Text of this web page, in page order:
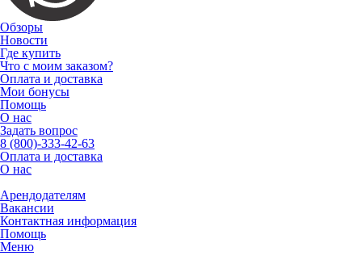
Обзоры
Новости
Где купить
Что с моим заказом?
Оплата и доставка
Мои бонусы
Помощь
О нас
Задать вопрос
8 (800)-333-42-63
Оплата и доставка
О нас
Арендодателям
Вакансии
Контактная информация
Помощь
Меню